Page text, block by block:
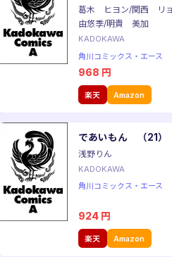
葛木 ヒヨン/関西 リョ
由悠季/明貴 美加
KADOKAWA
角川コミックス・エース
968 円
楽天 Amazon
であいもん （21）
浅野りん
KADOKAWA
角川コミックス・エース
924 円
楽天 Amazon